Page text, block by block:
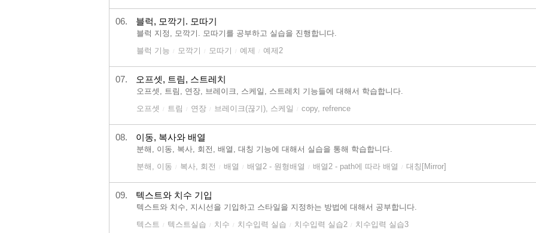
06. 블럭, 모깍기. 모따기
블럭 지정, 모깍기. 모따기를 공부하고 실습을 진행합니다.
블럭 기능
모깍기 모따기 예제 예제2
07. 오프셋, 트림, 스트레치
오프셋, 트림, 연장, 브레이크, 스케일, 스트레치 기능들에 대해서 학습합니다.
오프셋
트림 연장 브레이크(끊기), 스케일 copy, refrence
08. 이동, 복사와 배열
분해, 이동, 복사, 회전, 배열, 대칭 기능에 대해서 실습을 통해 학습합니다.
분해, 이동
복사, 회전 배열 배열2 - 원형배열 배열2 - path에 따라 배열 대칭[Mirror]
09. 텍스트와 치수 기입
텍스트와 치수, 지시선을 기입하고 스타일을 지정하는 방법에 대해서 공부합니다.
텍스트
텍스트실습 치수 치수입력 실습 치수입력 실습2 치수입력 실습3